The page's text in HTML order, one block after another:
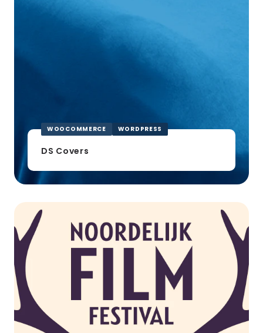
WOOCOMMERCE WORDPRESS
DS Covers
NFF
Noordelijk
Film
Festival